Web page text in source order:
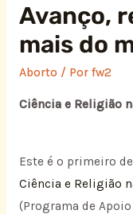
Avanço,
mais do
Aborto / Por fw2
Ciência e Religião
Este é o primeiro
Ciência e Religião
(Programa de